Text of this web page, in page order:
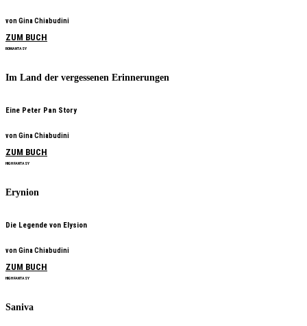
von Gina Chiabudini
ZUM BUCH
ROMANTASY
Im Land der vergessenen Erinnerungen
Eine Peter Pan Story
von Gina Chiabudini
ZUM BUCH
HIGH FANTASY
Erynion
Die Legende von Elysion
von Gina Chiabudini
ZUM BUCH
HIGH FANTASY
Saniva